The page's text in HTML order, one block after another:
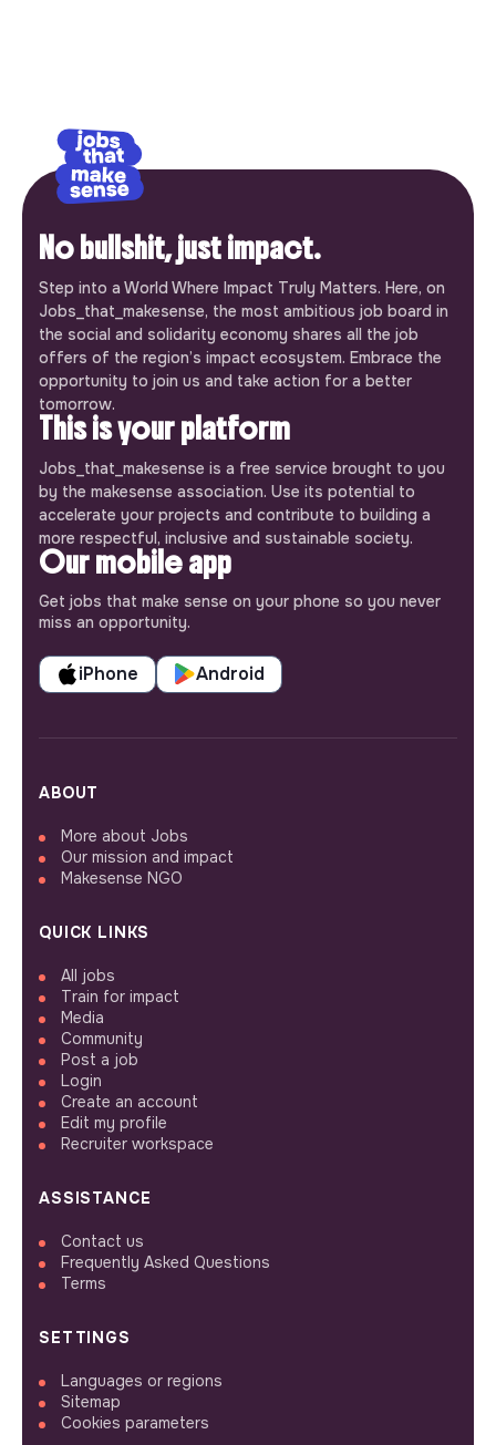
No bullshit, just impact.
Step into a World Where Impact Truly Matters. Here, on
Jobs_that_makesense, the most ambitious job board in
the social and solidarity economy shares all the job
offers of the region’s impact ecosystem. Embrace the
opportunity to join us and take action for a better
tomorrow.
This is your platform
Jobs_that_makesense is a free service brought to you
by the makesense association. Use its potential to
accelerate your projects and contribute to building a
more respectful, inclusive and sustainable society.
Our mobile app
Get jobs that make sense on your phone so you never
miss an opportunity.
iPhone Android
ABOUT
More about Jobs
Our mission and impact
Makesense NGO
QUICK LINKS
All jobs
Train for impact
Media
Community
Post a job
Login
Create an account
Edit my profile
Recruiter workspace
ASSISTANCE
Contact us
Frequently Asked Questions
Terms
SETTINGS
Languages or regions
Sitemap
Cookies parameters